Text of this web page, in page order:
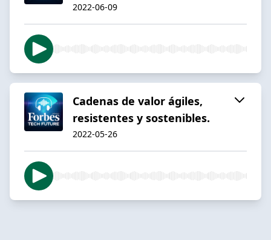
2022-06-09
Cadenas de valor ágiles,
resistentes y sostenibles.
2022-05-26